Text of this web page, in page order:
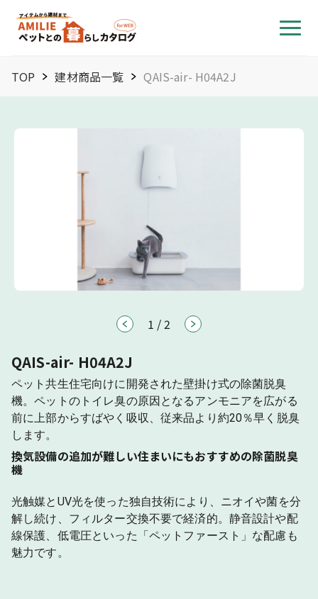
TOP 建材商品一覧 QAIS-air- H04A2J
1 /2
QAIS-air- H04A2J
ペット共生住宅向けに開発された壁掛け式の除菌脱臭
機。ペットのトイレ臭の原因となるアンモニアを広がる
前に上部からすばやく吸収、従来品より約20％早く脱臭
します。
換気設備の追加が難しい住まいにもおすすめの除菌脱臭
機
光触媒とUV光を使った独自技術により、ニオイや菌を分
解し続け、フィルター交換不要で経済的。静音設計や配
線保護、低電圧といった「ペットファースト」な配慮も
魅力です。